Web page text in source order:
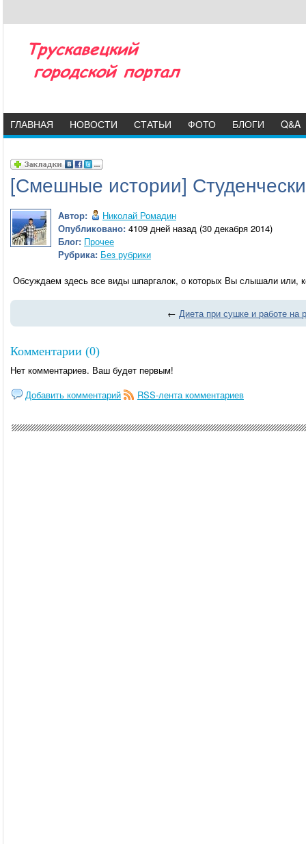
ГЛАВНАЯ НОВОСТИ СТАТЬИ ФОТО БЛОГИ Q&A
[Смешные истории]
Автор:
Николай Ромадин
Опубликовано: 4109 дней назад (30 декабря 2014)
Блог: Прочее
Рубрика: Без рубрики
Обсуждаем здесь все виды шпаргалок, о которых Вы слышали или,
←Диета при сушке и работе на
Комментарии (0)
Нет комментариев. Ваш будет первым!
Добавить комментарий
RSS-лента комментариев